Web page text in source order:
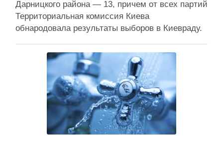
Дарницкого района — 13, причем от всех партий
Территориальная комиссия Киева
обнародовала результаты выборов в Киевраду.
изменится. В него заходят семь партий. Больше
всего депутатов будут представлять
“Европейскую солидарность” — 31, УДАР по
численности такой же — 30 депутатов …
Читати далі
Анонси